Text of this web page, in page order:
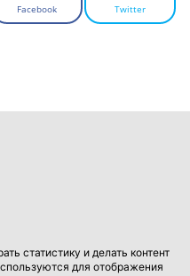
Facebook Twitter
статистику и делать контент
для отображения